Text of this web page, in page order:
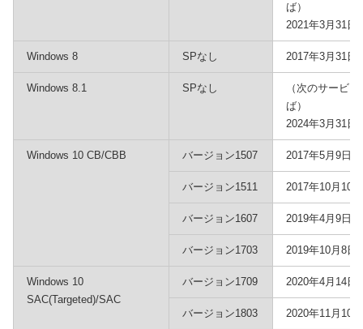
ば）
2021年3月31日
Windows 8 SPなし 2017年3月31日
Windows 8.1 SPなし
（次のサービ
ば）
2024年3月31日
Windows 10 CB/CBB バージョン1507 2017年5月9日
バージョン1511 2017年10月10日
バージョン1607 2019年4月9日
バージョン1703 2019年10月8日
Windows 10
SAC(Targeted)/SAC
バージョン1709 2020年4月14日
バージョン1803 2020年11月10日